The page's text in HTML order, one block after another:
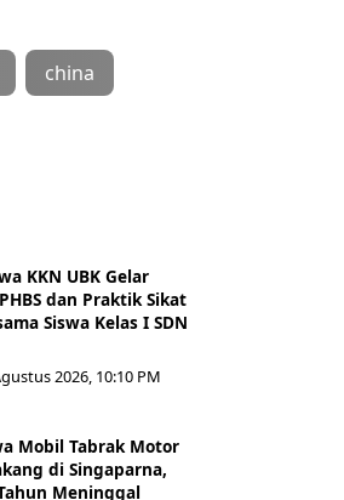
china
KKN UBK Gelar
dan Praktik Sikat
Siswa Kelas I SDN
2026, 10:10 PM
Mobil Tabrak Motor
di Singaparna,
Meninggal